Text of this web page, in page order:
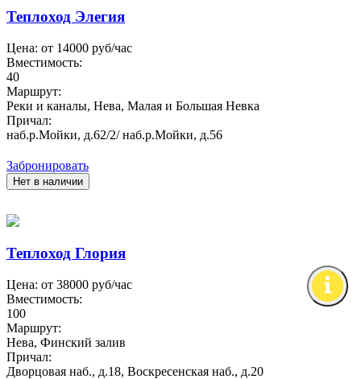
Теплоход Элегия
Цена: от 14000 руб/час
Вместимость:
40
Маршрут:
Реки и каналы, Нева, Малая и Большая Невка
Причал:
наб.р.Мойки, д.62/2/ наб.р.Мойки, д.56
Забронировать
Нет в наличии
Теплоход Глория
Цена: от 38000 руб/час
Вместимость:
100
Маршрут:
Нева, Финский залив
Причал:
Дворцовая наб., д.18, Воскресенская наб., д.20